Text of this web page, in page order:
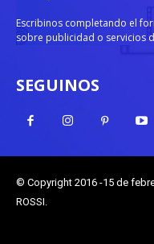
Escribinos completando el
sobre publicidad o servicios
SEGUINOS
© Copyright 2016 -15 de
ROSSI.